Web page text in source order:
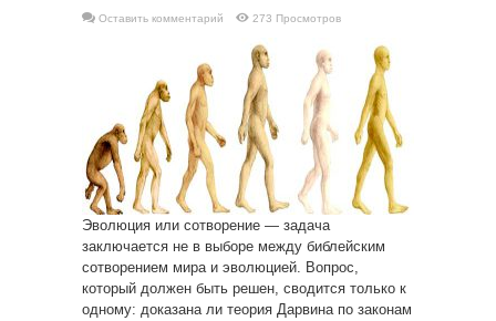
Оставить комментарий 273 Просмотров
Эволюция или сотворение — задача
заключается не в выборе между библейским
сотворением мира и эволюцией. Вопрос,
который должен быть решен, сводится только к
одному: доказана ли теория Дарвина по законам